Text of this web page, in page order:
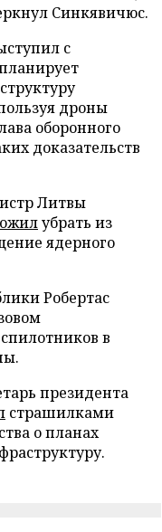
Синкявичюс.
с
дроны
оборонного
доказательств
Литвы
убрать из
ядерного
Робертас
в
президента
страшилками
о планах